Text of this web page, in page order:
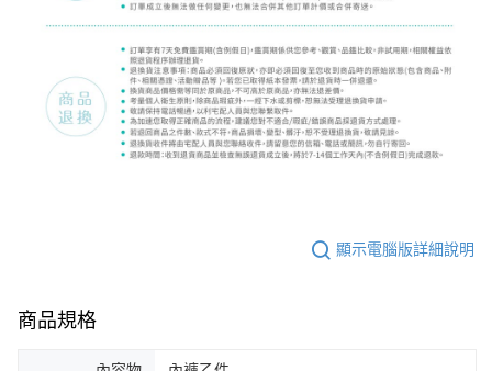
顯示電腦版詳細說明
商品規格